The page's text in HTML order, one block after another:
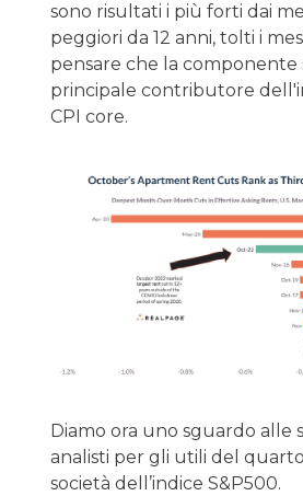
sono risultati i più forti dai
peggiori da 12 anni, tolti i
pensare che la componente
principale contributore
CPI core.
Diamo ora uno sguardo alle
analisti per gli utili del
società dell’indice S&P500.